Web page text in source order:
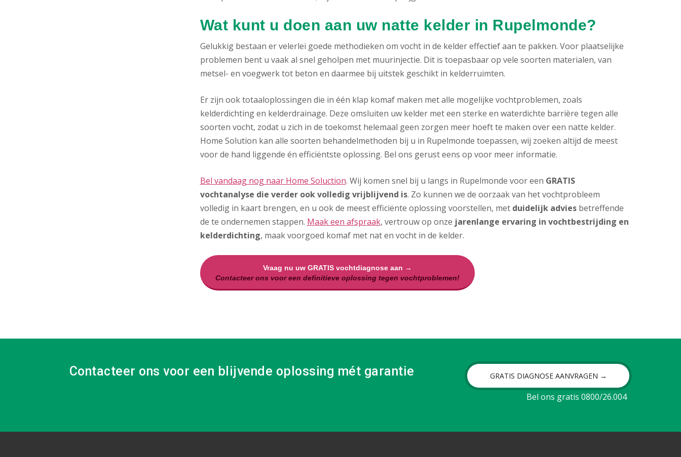
Wat kunt u doen aan uw natte kelder in Rupelmonde?
Gelukkig bestaan er velerlei goede methodieken om vocht in de kelder effectief aan te pakken. Voor plaatselijke
problemen bent u vaak al snel geholpen met muurinjectie. Dit is toepasbaar op vele soorten materialen, van
metsel- en voegwerk tot beton en daarmee bij uitstek geschikt in kelderruimten.
Er zijn ook totaaloplossingen die in één klap komaf maken met alle mogelijke vochtproblemen, zoals
kelderdichting en kelderdrainage. Deze omsluiten uw kelder met een sterke en waterdichte barrière tegen alle
soorten vocht, zodat u zich in de toekomst helemaal geen zorgen meer hoeft te maken over een natte kelder.
Home Solution kan alle soorten behandelmethoden bij u in Rupelmonde toepassen, wij zoeken altijd de meest
voor de hand liggende én efficiëntste oplossing. Bel ons gerust eens op voor meer informatie.
Bel vandaag nog naar Home Soluction. Wij komen snel bij u langs in Rupelmonde voor een GRATIS
vochtanalyse die verder ook volledig vrijblijvend is. Zo kunnen we de oorzaak van het vochtprobleem
volledig in kaart brengen, en u ook de meest efficiënte oplossing voorstellen, met duidelijk adviesbetreffende
de te ondernemen stappen. Maak een afspraak, vertrouw op onze jarenlange ervaring in vochtbestrijding en
kelderdichting, maak voorgoed komaf met nat en vocht in de kelder.
Vraag nu uw GRATIS vochtdiagnose aan →
Contacteer ons voor een definitieve oplossing tegen vochtproblemen!
Contacteer ons voor een blijvende oplossing mét garantie GRATIS DIAGNOSE AANVRAGEN →
Bel ons gratis 0800/26.004